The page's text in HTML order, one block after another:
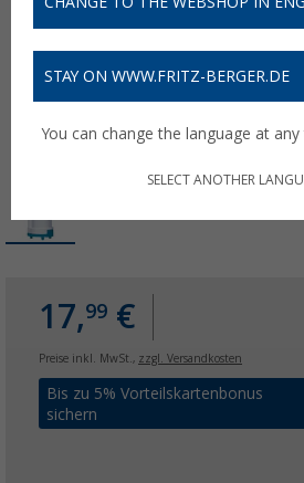
17,99 €
Preise inkl. MwSt., zzgl. Versandkosten
Bis zu 5% Vorteilskartenbonus
sichern
STAY ON WWW.FRITZ-BERGER.DE
You can change the language at
SELECT ANOTHER